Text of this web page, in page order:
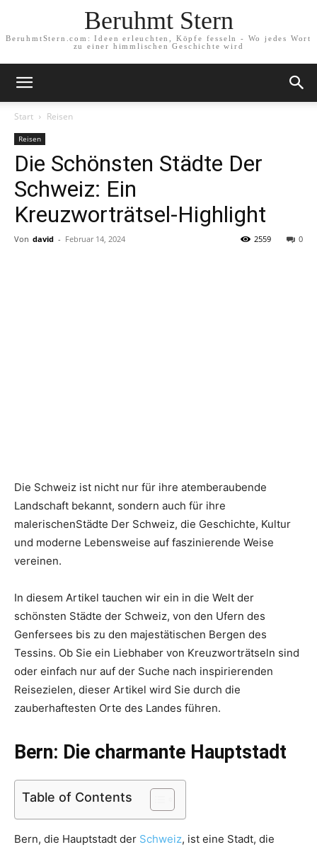
Beruhmt Stern
BeruhmtStern.com: Ideen erleuchten, Köpfe fesseln - Wo jedes Wort
zu einer himmlischen Geschichte wird
Start Reisen
Reisen
Die Schönsten Städte Der
Schweiz: Ein
Kreuzworträtsel-Highlight
Von david - Februar 14, 2024 0
2559
Die Schweiz ist nicht nur für ihre atemberaubende
Landschaft bekannt, sondern auch für ihre
malerischenStädte Der Schweiz, die Geschichte, Kultur
und moderne Lebensweise auf faszinierende Weise
vereinen.
In diesem Artikel tauchen wir ein in die Welt der
schönsten Städte der Schweiz, von den Ufern des
Genfersees bis zu den majestätischen Bergen des
Tessins. Ob Sie ein Liebhaber von Kreuzworträtseln sind
oder einfach nur auf der Suche nach inspirierenden
Reisezielen, dieser Artikel wird Sie durch die
zauberhaftesten Orte des Landes führen.
Bern: Die charmante Hauptstadt
Table of Contents
Bern, die Hauptstadt der Schweiz, ist eine Stadt, die